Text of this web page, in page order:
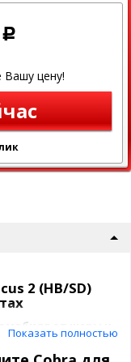
Р
Вашу цену!
2 (HB/SD)
от жары и
Показать полностью